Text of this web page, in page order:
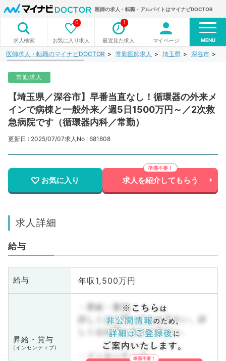
医師の求人・転職・アルバイトはマイナビDOCTOR
求人検索 お気に入り求人
0
最近見た求人
1
マイページ MENU
医師求人・転職のマイナビDOCTOR 常勤医師求人 埼玉県 深谷市
常勤求人
【埼玉県／深谷市】早番当直なし！循環器の外来メ
インで病棟と一般外来／週5日1500万円～／2次救
急病院です（循環器内科／常勤）
更新日 : 2025/07/07求人No : 681808
お気に入り 求人を紹介してもらう
求人詳細
給与
給与 年収1,500万円
昇給・賞与
(インセンティブ)
・昇給・賞与
詳しくはお問い合わせ下さい。詳
しくはお問い合わせ下さい。
・インセンティブ